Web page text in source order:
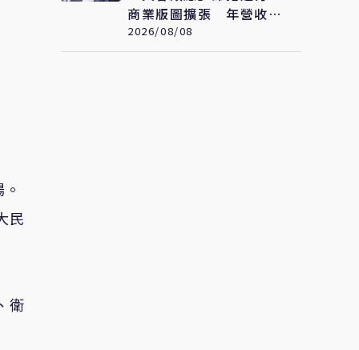
民
衛
商業版圖擴張 年營收衝
破322億元 只是起點
2026/08/08